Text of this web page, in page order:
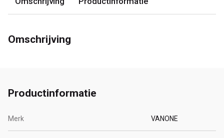
Omschrijving
Productinformatie
Merk VANONE